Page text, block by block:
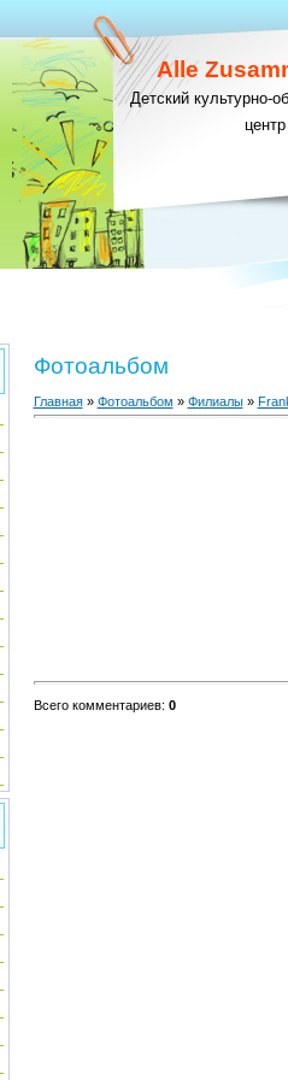
Alle
Детский культурно-
центр
Фотоальбом
Главная» Фотоальбом » Филиалы»
Всего комментариев: 0